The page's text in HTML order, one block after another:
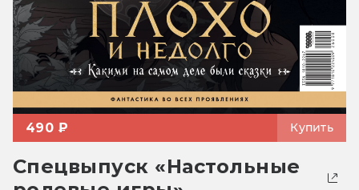
490 ₽ Купить
Спецвыпуск «Настольные